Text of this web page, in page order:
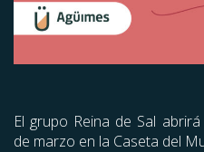
El grupo Reina de Sal
de marzo en la Caseta del